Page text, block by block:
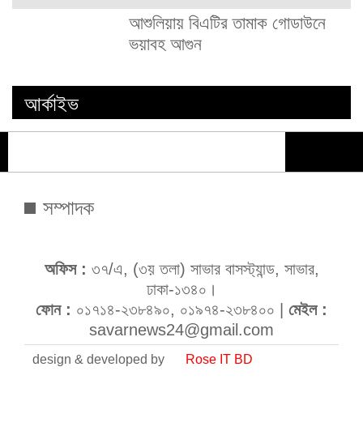
আশুলিয়ায় বিএটির তামাক গোডাউনে
ভয়াবহ আগুন
আর্কাইভ
সম্পাদক
অফিস : ৩৭/এ, (৩য় তলা) সাভার বাসস্ট্যান্ড, সাভার,
ঢাকা-১৩৪০।
ফোন : ০১৭১৪-২৩৮৪৯০, ০১৯৭৪-২৩৮৪০০ | মেইল :
savarnews24@gmail.com
design & developed by Rose IT BD